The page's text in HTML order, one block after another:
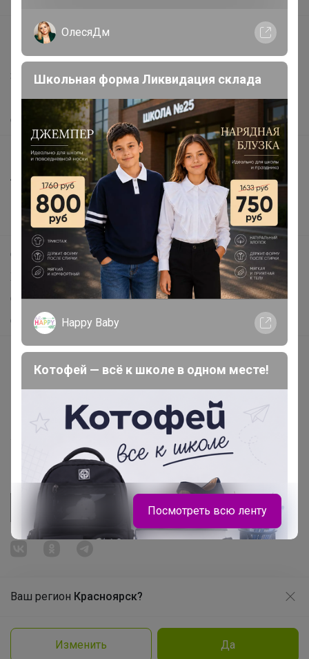
Ваш регион Красноярск?
Изменить Да
support@24-ok.ru
Написать в поддержку
Защита покупателя
Помощь
О нас
Все предложения
Анонсы
Новости
Поддержка альпак
Самое выгодное
Хиты продаж
Самое желанное
Самое быстрое
Начать зарабатывать с 24-ok
Picabox.ru - Лучшее место для ваших изображений
Розыгрыш - Генератор случайных чисел
Пульс нашего маркетплейса
Укорачиватель ссылок
Политика конфиденциальности
Cоглашение пользователя
ОлесяДм
Школьная форма Ликвидация склада
Happy Baby
Котофей — всё к школе в одном месте!
Посмотреть всю ленту
Продолжая использовать этот сайт и нажимая кнопку
Принять